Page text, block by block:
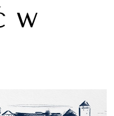
w